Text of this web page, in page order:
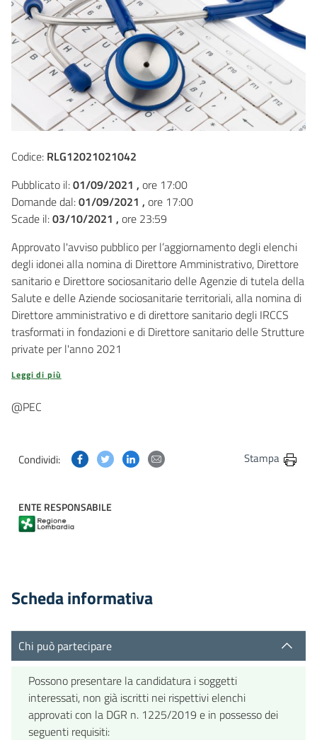
Codice: RLG12021021042
Pubblicato il:01/09/2021 , ore 17:00
Domande dal:01/09/2021 , ore 17:00
Scade il:03/10/2021 , ore 23:59
Approvato l'avviso pubblico per l’aggiornamento degli elenchi
degli idonei alla nomina di Direttore Amministrativo, Direttore
sanitario e Direttore sociosanitario delle Agenzie di tutela della
Salute e delle Aziende sociosanitarie territoriali, alla nomina di
Direttore amministrativo e di direttore sanitario degli IRCCS
trasformati in fondazioni e di Direttore sanitario delle Strutture
private per l'anno 2021
Leggi di più
@PEC
Condividi: Condividi questa pagina su Facebook
Condividi questa pagina su Twitter
Condividi questa pagina su Linkedin
Condividi questa pagina via
Stampa
ENTE RESPONSABILE
Scheda informativa
Chi può partecipare
Possono presentare la candidatura i soggetti
interessati, non già iscritti nei rispettivi elenchi
approvati con la DGR n. 1225/2019 e in possesso dei
seguenti requisiti: